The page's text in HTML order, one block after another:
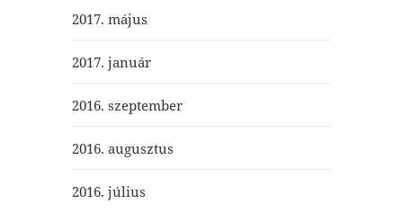
2017. május
2017. január
2016. szeptember
2016. augusztus
2016. július